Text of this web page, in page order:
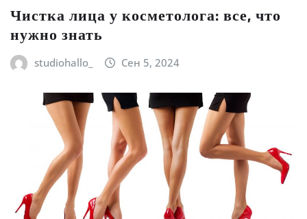
Чистка лица у косметолога: все, что
нужно знать
studiohallo_ Сен 5, 2024